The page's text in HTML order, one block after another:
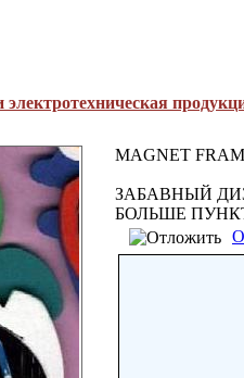
MAGNET
ЗАБАВНЫЙ
БОЛЬШЕ